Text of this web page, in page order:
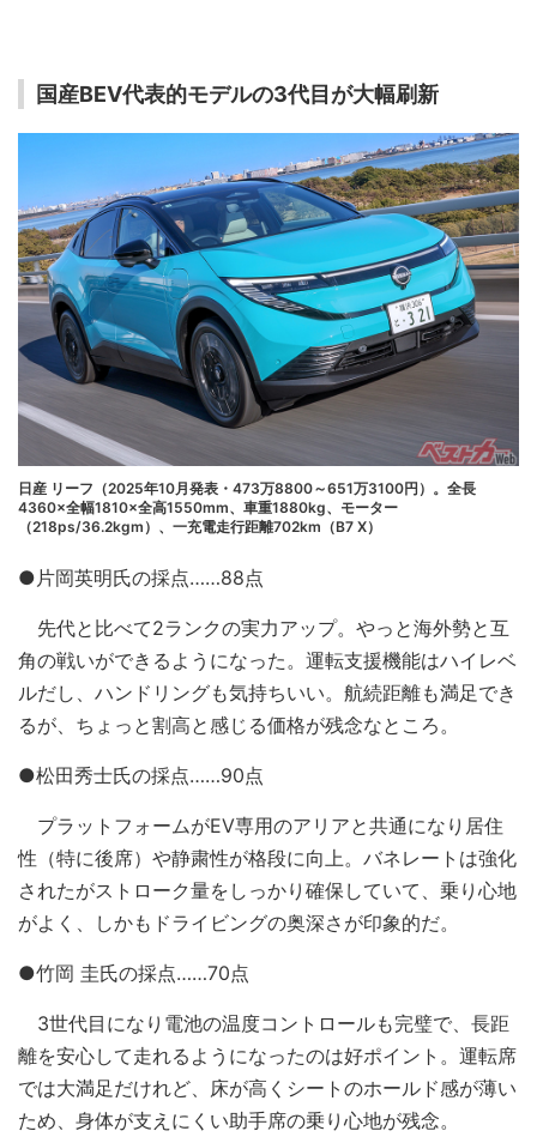
国産BEV代表的モデルの3代目が大幅刷新
日産 リーフ（2025年10月発表・473万8800～651万3100円）。全長
4360×全幅1810×全高1550mm、車重1880kg、モーター
（218ps/36.2kgm）、一充電走行距離702km（B7 X）
●片岡英明氏の採点……88点
先代と比べて2ランクの実力アップ。やっと海外勢と互
角の戦いができるようになった。運転支援機能はハイレベ
ルだし、ハンドリングも気持ちいい。航続距離も満足でき
るが、ちょっと割高と感じる価格が残念なところ。
●松田秀士氏の採点……90点
プラットフォームがEV専用のアリアと共通になり居住
性（特に後席）や静粛性が格段に向上。バネレートは強化
されたがストローク量をしっかり確保していて、乗り心地
がよく、しかもドライビングの奥深さが印象的だ。
●竹岡 圭氏の採点……70点
3世代目になり電池の温度コントロールも完璧で、長距
離を安心して走れるようになったのは好ポイント。運転席
では大満足だけれど、床が高くシートのホールド感が薄い
ため、身体が支えにくい助手席の乗り心地が残念。